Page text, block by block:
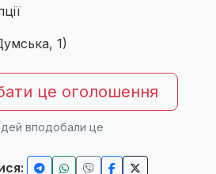
1)
це оголошення
вподобали це